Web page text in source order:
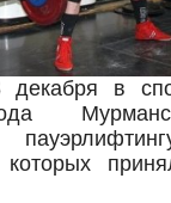
декабря в
которых